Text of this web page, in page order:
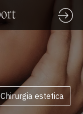
Chirurgia estetica